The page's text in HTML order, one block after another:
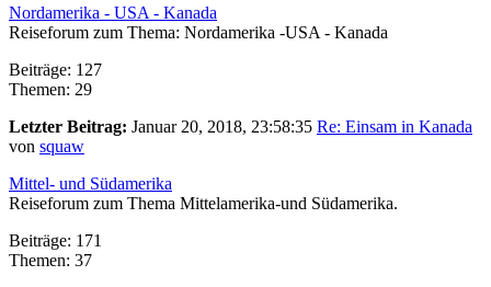
Nordamerika - USA - Kanada
Reiseforum zum Thema: Nordamerika -USA - Kanada
Beiträge: 127
Themen: 29
Letzter Beitrag: Januar 20, 2018, 23:58:35 Re: Einsam in Kanada
von squaw
Mittel- und Südamerika
Reiseforum zum Thema Mittelamerika-und Südamerika.
Beiträge: 171
Themen: 37